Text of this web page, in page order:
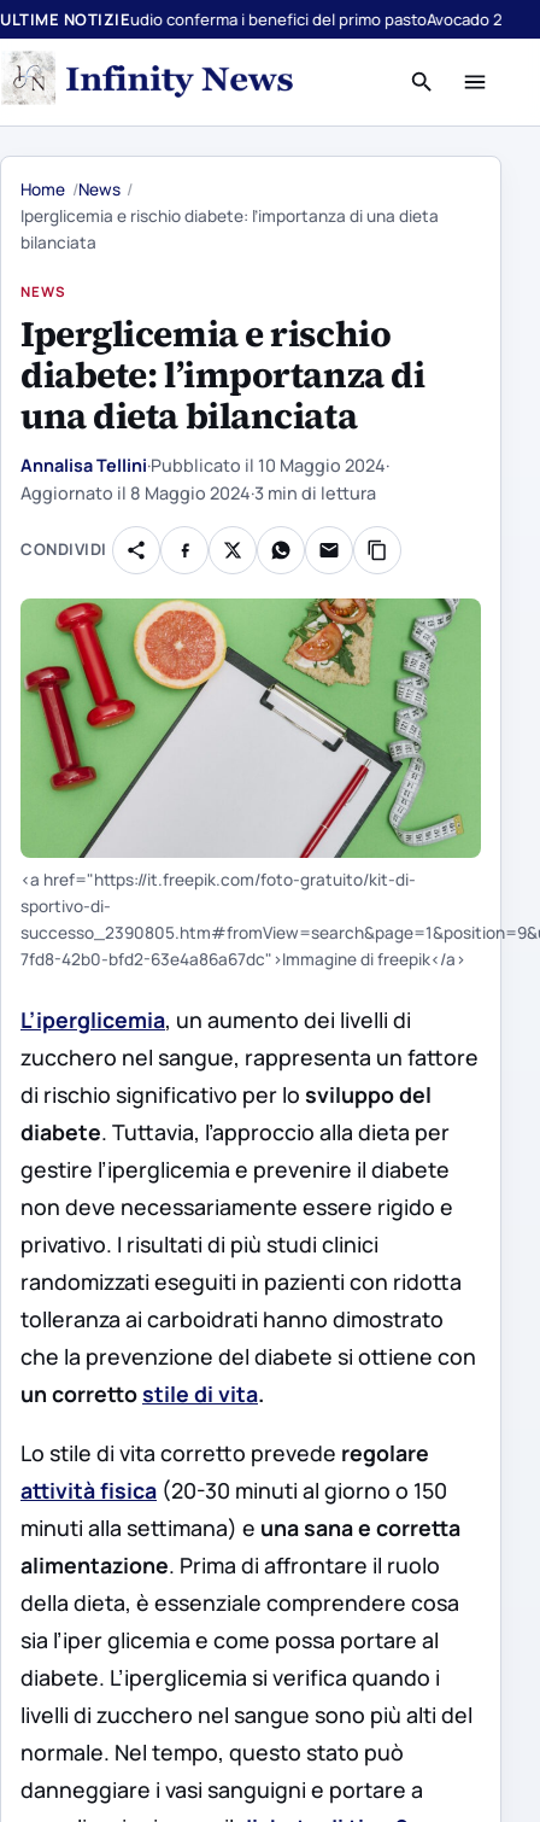
ULTIME NOTIZIE
studio conferma i benefici del primo pasto Avocado 2.0: scoperto il
Apri
Apri
Home News
Iperglicemia e rischio diabete: l’importanza di una dieta
bilanciata
NEWS
Iperglicemia e rischio
diabete: l’importanza di
una dieta bilanciata
Annalisa Tellini·Pubblicato il 10 Maggio 2024·
Aggiornato il 8 Maggio 2024·3 min di lettura
CONDIVIDI
<a href="https://it.freepik.com/foto-gratuito/kit-di-
sportivo-di-
7fd8-42b0-bfd2-63e4a86a67dc">Immagine di freepik</a>
L’iperglicemia, un aumento dei livelli di
zucchero nel sangue, rappresenta un fattore
di rischio significativo per lo sviluppo del
diabete. Tuttavia, l’approccio alla dieta per
gestire l’iperglicemia e prevenire il diabete
non deve necessariamente essere rigido e
privativo. I risultati di più studi clinici
randomizzati eseguiti in pazienti con ridotta
tolleranza ai carboidrati hanno dimostrato
che la prevenzione del diabete si ottiene con
un correttostile di vita.
Lo stile di vita corretto prevede regolare
attività fisica (20-30 minuti al giorno o 150
minuti alla settimana) e una sana e corretta
alimentazione. Prima di affrontare il ruolo
della dieta, è essenziale comprendere cosa
sia l’iper glicemia e come possa portare al
diabete. L’iperglicemia si verifica quando i
livelli di zucchero nel sangue sono più alti del
normale. Nel tempo, questo stato può
danneggiare i vasi sanguigni e portare a